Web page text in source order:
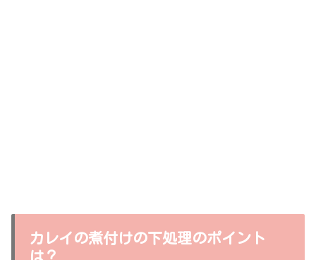
カレイの煮付けの下処理のポイント
は？